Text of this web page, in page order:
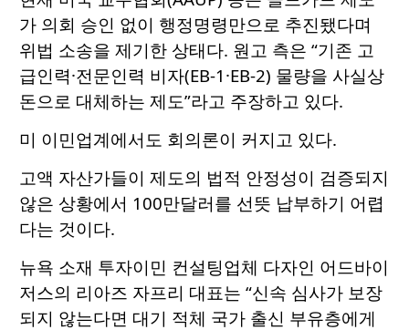
가 의회 승인 없이 행정명령만으로 추진됐다며
위법 소송을 제기한 상태다. 원고 측은 “기존 고
급인력·전문인력 비자(EB-1·EB-2) 물량을 사실상
돈으로 대체하는 제도”라고 주장하고 있다.
미 이민업계에서도 회의론이 커지고 있다.
고액 자산가들이 제도의 법적 안정성이 검증되지
않은 상황에서 100만달러를 선뜻 납부하기 어렵
다는 것이다.
뉴욕 소재 투자이민 컨설팅업체 다자인 어드바이
저스의 리아즈 자프리 대표는 “신속 심사가 보장
되지 않는다면 대기 적체 국가 출신 부유층에게